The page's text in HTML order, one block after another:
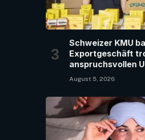
Schweizer KMU
Exportgeschäft
anspruchsvollen
August 5, 2026